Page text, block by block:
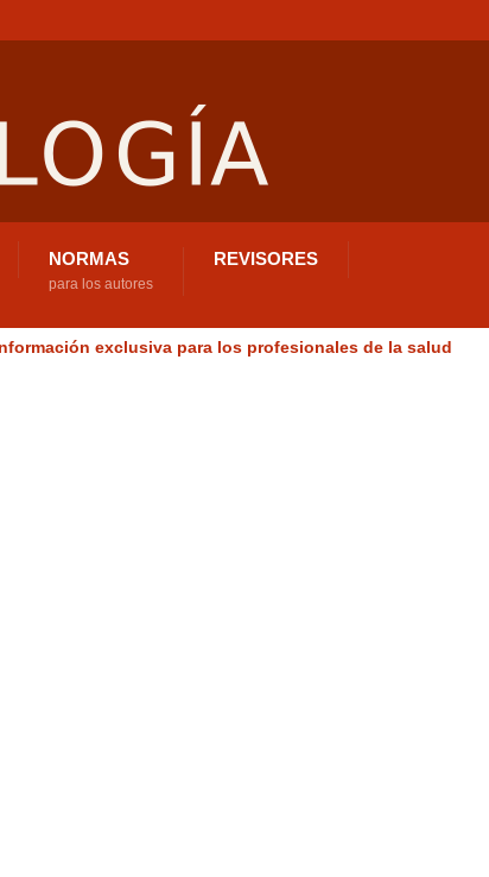
NORMAS
para los autores
REVISORES
exclusiva para los profesionales de la salud